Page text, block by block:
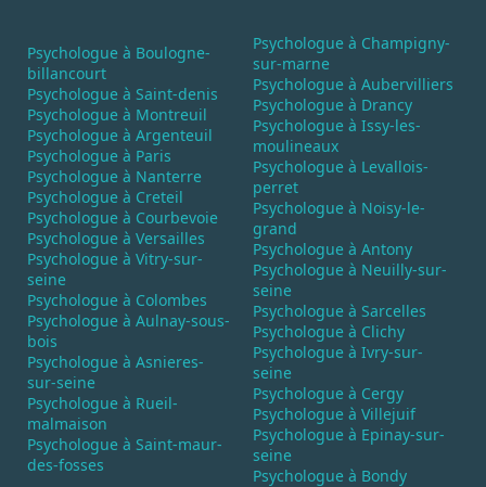
Psychologue à Boulogne-
billancourt
Psychologue à Saint-denis
Psychologue à Montreuil
Psychologue à Argenteuil
Psychologue à Paris
Psychologue à Nanterre
Psychologue à Creteil
Psychologue à Courbevoie
Psychologue à Versailles
Psychologue à Vitry-sur-
seine
Psychologue à Colombes
Psychologue à Aulnay-sous-
bois
Psychologue à Asnieres-
sur-seine
Psychologue à Rueil-
malmaison
Psychologue à Saint-maur-
des-fosses
Psychologue à Champigny-
sur-marne
Psychologue à Aubervilliers
Psychologue à Drancy
Psychologue à Issy-les-
moulineaux
Psychologue à Levallois-
perret
Psychologue à Noisy-le-
grand
Psychologue à Antony
Psychologue à Neuilly-sur-
seine
Psychologue à Sarcelles
Psychologue à Clichy
Psychologue à Ivry-sur-
seine
Psychologue à Cergy
Psychologue à Villejuif
Psychologue à Epinay-sur-
seine
Psychologue à Bondy